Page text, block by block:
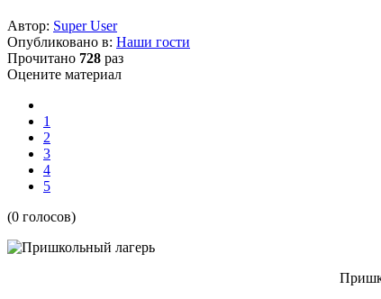
Автор: Super User
Опубликовано в: Наши гости
Прочитано 728 раз
Оцените материал
1
2
3
4
5
(0 голосов)